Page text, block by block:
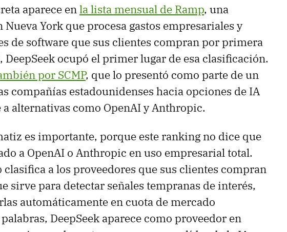
aparece enla lista mensual de Ramp, una
Nueva York que procesa gastos empresariales y
de software que sus clientes compran por primera
ocupó el primer lugar de esa clasificación.
por SCMP, que lo presentó como parte de un
compañías estadounidenses hacia opciones de IA
alternativas como OpenAI y Anthropic.
es importante, porque este ranking no dice que
a OpenAI o Anthropic en uso empresarial total.
clasifica a los proveedores que sus clientes compran
sirve para detectar señales tempranas de interés,
automáticamente en cuota de mercado
DeepSeek aparece como proveedor en